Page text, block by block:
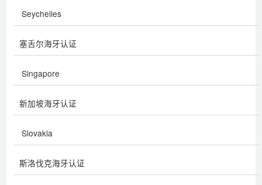
Seychelles
塞舌尔海牙认证
Singapore
新加坡海牙认证
Slovakia
斯洛伐克海牙认证